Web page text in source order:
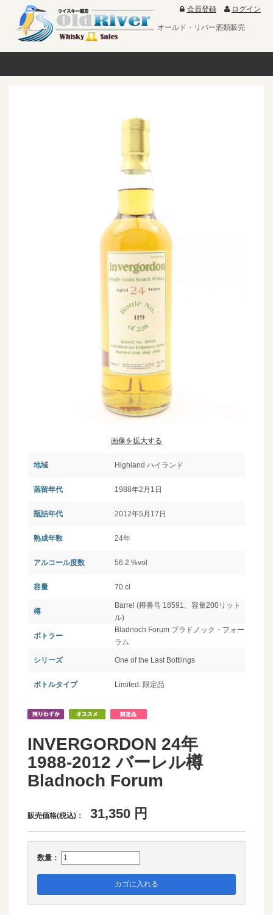
会員登録 ログイン
オールド・リバー酒類販売
画像を拡大する
地域 Highland ハイランド
蒸留年代 1988年2月1日
瓶詰年代 2012年5月17日
熟成年数 24年
アルコール度数 56.2 %vol
容量 70 cl
樽
Barrel (樽番号 18591、容量200リット
ル)
ボトラー
Bladnoch Forum ブラドノック・フォー
ラム
シリーズ One of the Last Bottlings
ボトルタイプ Limited: 限定品
INVERGORDON 24年
1988-2012 バーレル樽
Bladnoch Forum
販売価格(税込)： 31,350 円
数量：
カゴに入れる